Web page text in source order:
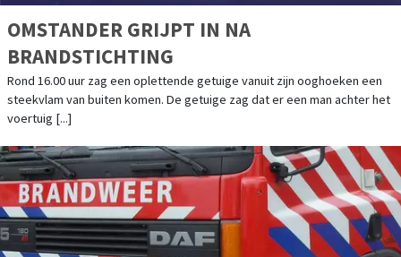
OMSTANDER GRIJPT IN NA
BRANDSTICHTING
Rond 16.00 uur zag een oplettende getuige vanuit zijn ooghoeken een
steekvlam van buiten komen. De getuige zag dat er een man achter het
voertuig [...]